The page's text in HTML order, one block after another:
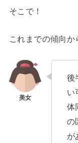
そこで！
これまでの傾向か
後
い
体
の
が